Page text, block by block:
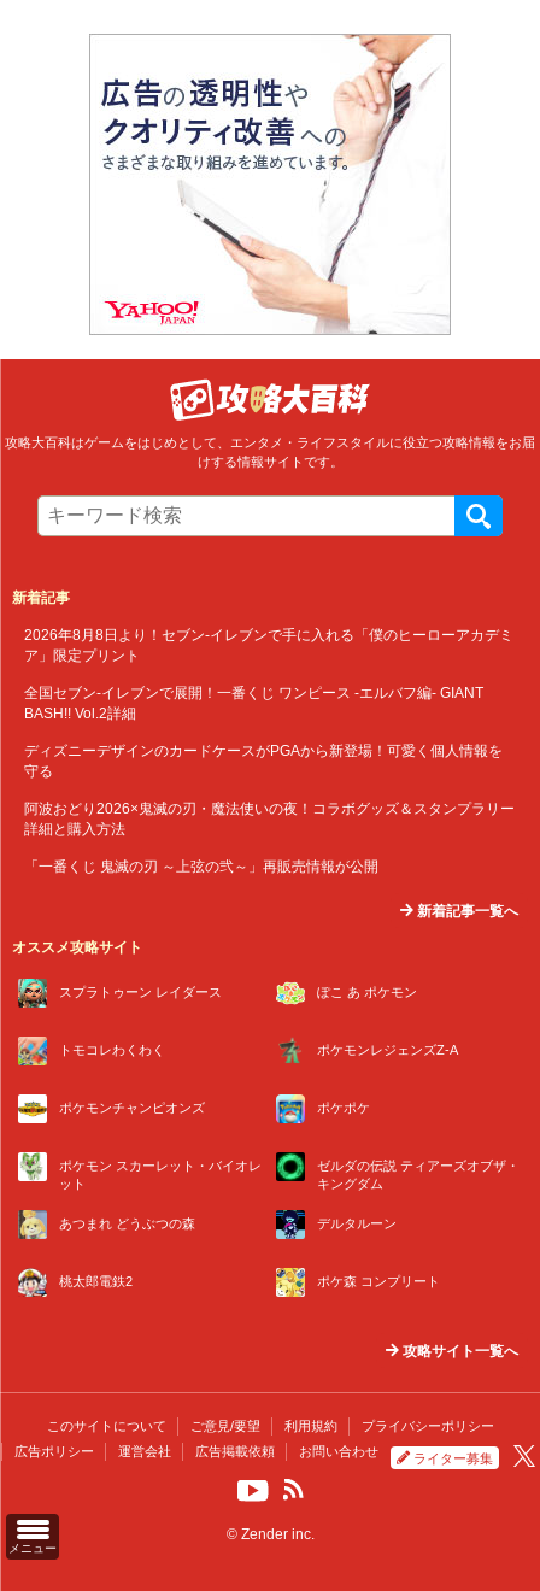
メニュー
攻略大百科はゲームをはじめとして、エンタメ・ライフスタイルに役立つ攻略情報をお届
けする情報サイトです。
新着記事
2026年8月8日より！セブン‐イレブンで手に入れる「僕のヒーローアカデミ
ア」限定プリント
全国セブン‐イレブンで展開！一番くじ ワンピース -エルバフ編- GIANT
BASH!! Vol.2詳細
ディズニーデザインのカードケースがPGAから新登場！可愛く個人情報を
守る
阿波おどり2026×鬼滅の刃・魔法使いの夜！コラボグッズ＆スタンプラリー
詳細と購入方法
「一番くじ 鬼滅の刃 ～上弦の弐～」再販売情報が公開
新着記事一覧へ
オススメ攻略サイト
スプラトゥーン レイダース ぽこ あ ポケモン
トモコレわくわく ポケモンレジェンズZ-A
ポケモンチャンピオンズ ポケポケ
ポケモン スカーレット・バイオレ
ット
ゼルダの伝説 ティアーズオブザ・
キングダム
あつまれ どうぶつの森 デルタルーン
桃太郎電鉄2 ポケ森 コンプリート
攻略サイト一覧へ
このサイトについて ご意見/要望 利用規約
プライバシーポリシー
広告ポリシー
運営会社 広告掲載依頼 お問い合わせ ライター募集
© Zender inc.